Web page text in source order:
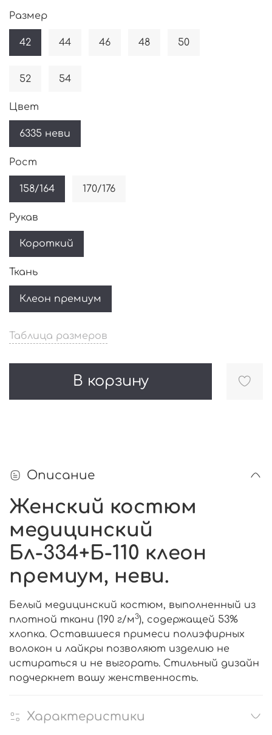
Таблица размеров
В корзину
Размер
42 44 46 48 50
52 54
Цвет
6335 неви
Рост
158/164 170/176
Рукав
Короткий
Ткань
Клеон премиум
Описание
Женский костюм
медицинский
Бл-334+Б-110 клеон
премиум, неви.
Белый медицинский костюм, выполненный из
плотной ткани (190 г/м3), содержащей 53%
хлопка. Оставшиеся примеси полиэфирных
волокон и лайкры позволяют изделию не
истираться и не выгорать. Стильный дизайн
подчеркнет вашу женственность.
Характеристики